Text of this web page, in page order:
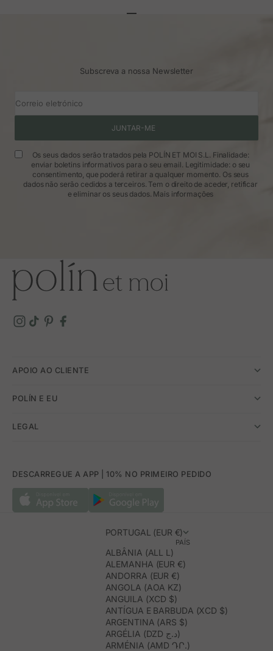
Subscreva a nossa Newsletter
Correio eletrónico
JUNTAR-ME
Os seus dados serão tratados pela POLÍN ET MOI S.L. Finalidade:
enviar boletins informativos para o seu email. Legitimidade: o seu
consentimento, que poderá retirar a qualquer momento. Os seus
dados não serão cedidos a terceiros. Tem o direito de aceder, retificar
e eliminar os seus dados. Mais informações
APOIO AO CLIENTE
POLÍN E EU
LEGAL
DESCARREGUE A APP | 10% NO PRIMEIRO PEDIDO
PORTUGAL (EUR €)
PAÍS
ALBÂNIA (ALL L)
ALEMANHA (EUR €)
ANDORRA (EUR €)
ANGOLA (AOA KZ)
ANGUILA (XCD $)
ANTÍGUA E BARBUDA (XCD $)
ARGENTINA (ARS $)
ARGÉLIA (DZD د.ج)
ARMÉNIA (AMD ԴՐ.)